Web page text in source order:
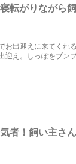
転がりながら
お出迎えに来てくれ
迎え。しっぽをブン
者！飼い主さ